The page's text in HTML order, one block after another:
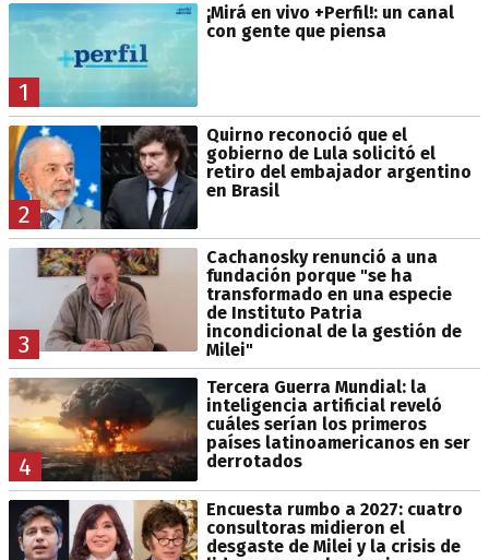
1
¡Mirá en vivo +Perfil!: un canal
con gente que piensa
2
Quirno reconoció que el
gobierno de Lula solicitó el
retiro del embajador argentino
en Brasil
3
Cachanosky renunció a una
fundación porque "se ha
transformado en una especie
de Instituto Patria
incondicional de la gestión de
Milei"
4
Tercera Guerra Mundial: la
inteligencia artificial reveló
cuáles serían los primeros
países latinoamericanos en ser
derrotados
Encuesta rumbo a 2027: cuatro
consultoras midieron el
desgaste de Milei y la crisis de